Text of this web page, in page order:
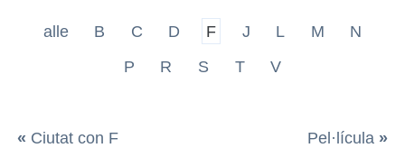
alle B C D F J L M
N
P
R S T V
« Ciutat con F Pel·lícula »